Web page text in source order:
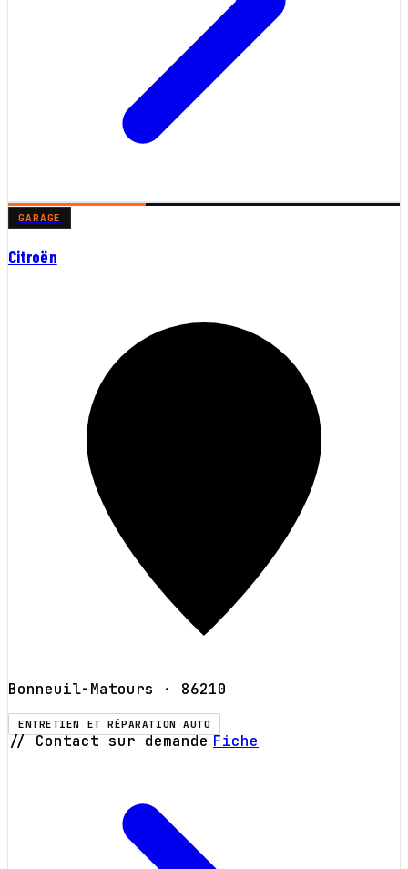
GARAGE
Citroën
Bonneuil-Matours · 86210
ENTRETIEN ET RÉPARATION AUTO
// Contact sur demande Fiche